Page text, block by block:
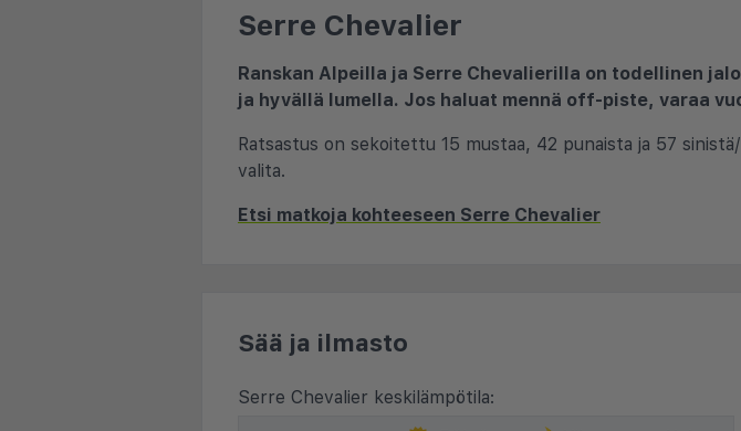
Serre Chevalier
Ranskan Alpeilla ja Serre Chevalierilla on todellinen
ja hyvällä lumella. Jos haluat mennä off-piste, varaa
Ratsastus on sekoitettu 15 mustaa, 42 punaista ja 57
valita.
Etsi matkoja kohteeseen Serre Chevalier
Sää ja ilmasto
Serre Chevalier keskilämpötila: